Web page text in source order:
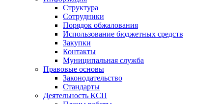
Структура
Сотрудники
Порядок обжалования
Использование бюджетных средств
Закупки
Контакты
Муниципальная служба
Правовые основы
Законодательство
Стандарты
Деятельность КСП